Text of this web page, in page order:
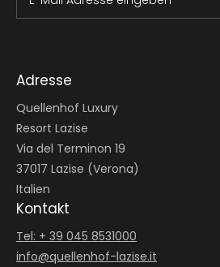
Adresse
Quellenhof Luxury
Resort Lazise
Via del Terminon 19
37017 Lazise (Verona)
Italien
Kontakt
Tel: + 39 045 8531000
info@quellenhof-lazise.it